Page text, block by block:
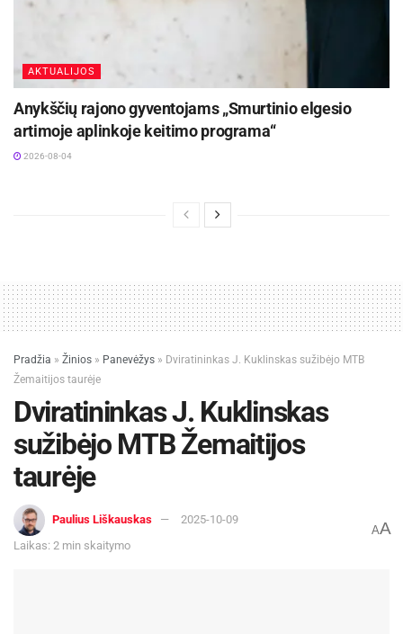
AKTUALIJOS
Anykščių rajono gyventojams „Smurtinio elgesio
artimoje aplinkoje keitimo programa“
2026-08-04
Pradžia » Žinios » Panevėžys » Dviratininkas J. Kuklinskas sužibėjo MTB
Žemaitijos taurėje
Dviratininkas J. Kuklinskas
sužibėjo MTB Žemaitijos
taurėje
Paulius Liškauskas
2025-10-09
Laikas: 2 min skaitymo
AA